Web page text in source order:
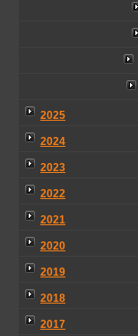
2025
2024
2023
2022
2021
2020
2019
2018
2017